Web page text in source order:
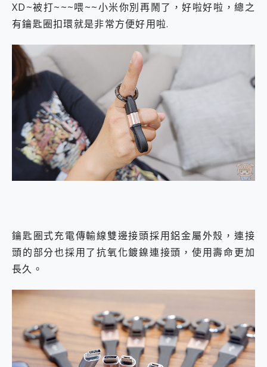
XD~被打~~~喂~~小米你別再鬧了，好啦好啦，總之
有鑰匙圈扣環就是非常方便好用啦.
鑰匙圈式充電傳輸線雙邊接頭採用鋁金屬外殼，連接
頭的部分也採用了抗氧化鍍鎳連接頭，使用壽命更加
長久。